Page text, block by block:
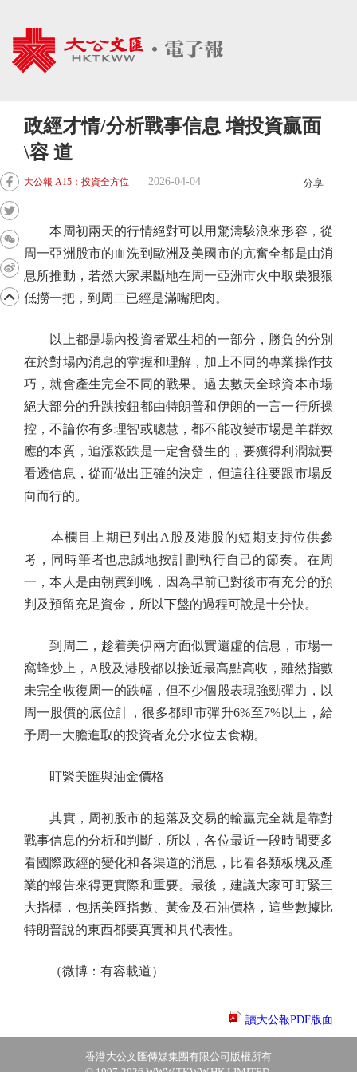
政經才情/分析戰事信息 增投資贏面
\容 道
大公報 A15：投資全方位 2026-04-04 分享
本周初兩天的行情絕對可以用驚濤駭浪來形容，從
周一亞洲股市的血洗到歐洲及美國市的亢奮全都是由消
息所推動，若然大家果斷地在周一亞洲市火中取栗狠狠
低撈一把，到周二已經是滿嘴肥肉。
以上都是場內投資者眾生相的一部分，勝負的分別
在於對場內消息的掌握和理解，加上不同的專業操作技
巧，就會產生完全不同的戰果。過去數天全球資本市場
絕大部分的升跌按鈕都由特朗普和伊朗的一言一行所操
控，不論你有多理智或聰慧，都不能改變市場是羊群效
應的本質，追漲殺跌是一定會發生的，要獲得利潤就要
看透信息，從而做出正確的決定，但這往往要跟市場反
向而行的。
本欄目上期已列出A股及港股的短期支持位供參
考，同時筆者也忠誠地按計劃執行自己的節奏。在周
一，本人是由朝買到晚，因為早前已對後市有充分的預
判及預留充足資金，所以下盤的過程可說是十分快。
到周二，趁着美伊兩方面似實還虛的信息，市場一
窩蜂炒上，A股及港股都以接近最高點高收，雖然指數
未完全收復周一的跌幅，但不少個股表現強勁彈力，以
周一股價的底位計，很多都即市彈升6%至7%以上，給
予周一大膽進取的投資者充分水位去食糊。
盯緊美匯與油金價格
其實，周初股市的起落及交易的輸贏完全就是靠對
戰事信息的分析和判斷，所以，各位最近一段時間要多
看國際政經的變化和各渠道的消息，比看各類板塊及產
業的報告來得更實際和重要。最後，建議大家可盯緊三
大指標，包括美匯指數、黃金及石油價格，這些數據比
特朗普說的東西都要真實和具代表性。
（微博：有容載道）
讀大公報PDF版面
香港大公文匯傳媒集團有限公司版權所有